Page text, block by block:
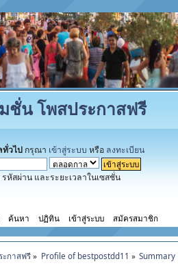
ชั่น โพสประกาสฟรี
วไป กรุณา เข้าสู่ระบบ หรือ ลงทะเบียน
หัสผ่าน และระยะเวลาในเซสชั่น
ค้นหา ปฏิทิน เข้าสู่ระบบ สมัครสมาชิก
กาสฟรี» Profile of bestpostdd11 » Summary